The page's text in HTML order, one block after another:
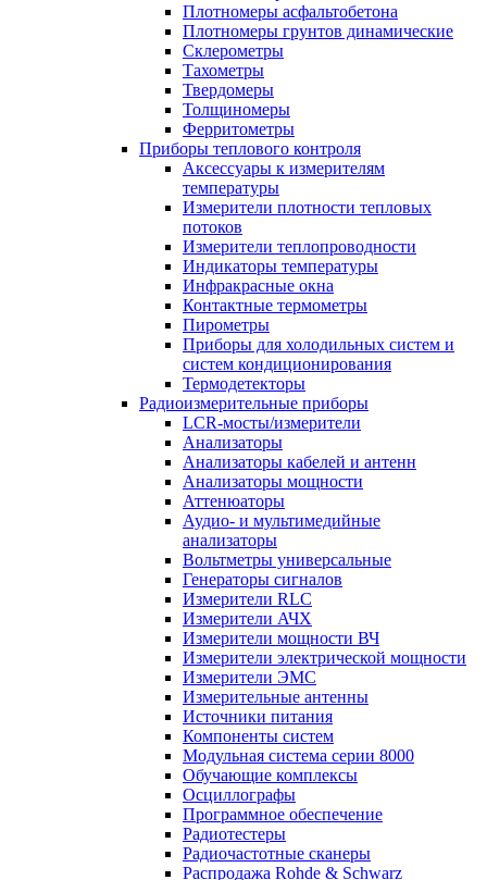
Плотномеры асфальтобетона
Плотномеры грунтов динамические
Склерометры
Тахометры
Твердомеры
Толщиномеры
Ферритометры
Приборы теплового контроля
Аксессуары к измерителям
температуры
Измерители плотности тепловых
потоков
Измерители теплопроводности
Индикаторы температуры
Инфракрасные окна
Контактные термометры
Пирометры
Приборы для холодильных систем и
систем кондиционирования
Термодетекторы
Радиоизмерительные приборы
LCR-мосты/измерители
Анализаторы
Анализаторы кабелей и антенн
Анализаторы мощности
Аттенюаторы
Аудио- и мультимедийные
анализаторы
Вольтметры универсальные
Генераторы сигналов
Измерители RLC
Измерители АЧХ
Измерители мощности ВЧ
Измерители электрической мощности
Измерители ЭМС
Измерительные антенны
Источники питания
Компоненты систем
Модульная система серии 8000
Обучающие комплексы
Осциллографы
Программное обеспечение
Радиотестеры
Радиочастотные сканеры
Распродажа Rohde & Schwarz